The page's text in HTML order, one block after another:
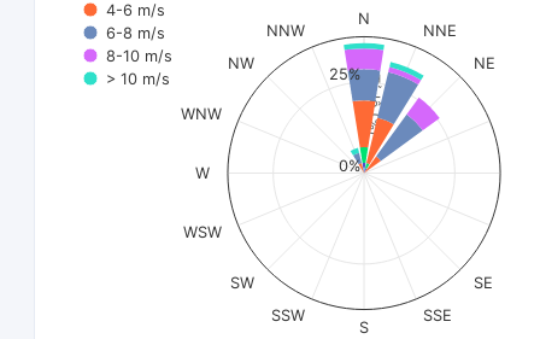
Tỷ lệ (%)
4-6 m/s
6-8 m/s
8-10 m/s
> 10 m/s
N
NNE
NE
SE
SSE
S
SSW
SW
WSW
W
WNW
NW
NNW
0%
25%